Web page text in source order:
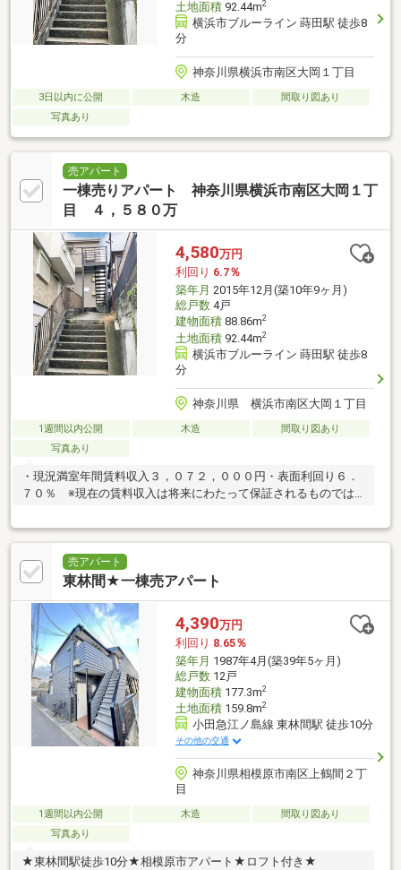
土地面積92.44m2
横浜市ブルーライン 蒔田駅 徒歩8
分
神奈川県横浜市南区大岡１丁目
3日以内に公開 木造
間取り図あり
写真あり
売アパート
一棟売りアパート 神奈川県横浜市南区大岡１丁
目 ４，５８０万
4,580万円
利回り 6.7％
築年月 2015年12月(築10年9ヶ月)
総戸数4戸
建物面積88.86m2
土地面積92.44m2
横浜市ブルーライン 蒔田駅 徒歩8
分
神奈川県 横浜市南区大岡１丁目
1週間以内公開 木造
間取り図あり
写真あり
・現況満室年間賃料収入３，０７２，０００円・表面利回り６．
７０％ ※現在の賃料収入は将来にわたって保証されるものでは
売アパート
東林間★一棟売アパート
4,390万円
利回り 8.65％
築年月 1987年4月(築39年5ヶ月)
総戸数12戸
建物面積177.3m2
土地面積159.8m2
小田急江ノ島線 東林間駅 徒歩10分
その他の交通
神奈川県相模原市南区上鶴間２丁
目
1週間以内公開 木造
間取り図あり
写真あり
★東林間駅徒歩10分★相模原市アパート★ロフト付き★